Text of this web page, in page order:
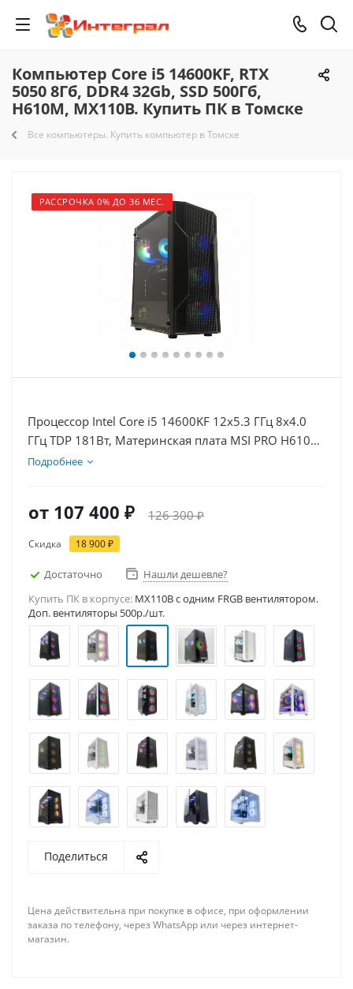
Компьютер Core i5 14600KF, RTX
5050 8Гб, DDR4 32Gb, SSD 500Гб,
H610M, MX110B. Купить ПК в Томске
Все компьютеры. Купить компьютер в Томске
РАССРОЧКА 0% ДО 36 МЕС.
Процессор Intel Core i5 14600KF 12x5.3 ГГц 8x4.0
ГГц TDP 181Вт, Материнская плата MSI PRO H610M-
E, Видеокарта RTX 5050 8Гб, Память DDR4 32Gb,
Подробнее
от 107 400 ₽ 126 300 ₽
Скидка 18 900 ₽
Достаточно
Нашли дешевле?
Купить ПК в корпусе: MX110B c одним FRGB вентилятором.
Доп. вентиляторы 500р./шт.
Поделиться
Цена действительна при покупке в офисе, при оформлении
заказа по телефону, через WhatsApp или через интернет-
магазин.